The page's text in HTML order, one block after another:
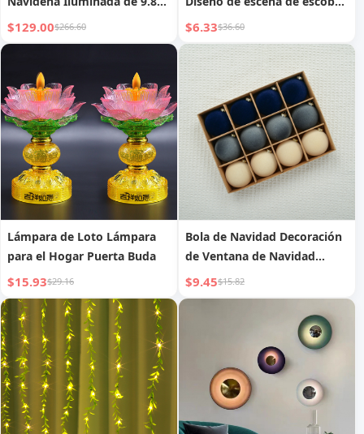
FT
$129.00$266.60
mágica
$6.33$36.60
Lámpara de Loto Lámpara
para el Hogar Puerta Buda
$15.93$29.16
Bola de Navidad Decoración
de Ventana de Navidad
Colgante de Árbol de
Navidad Bola de Navidad
$9.45$15.82